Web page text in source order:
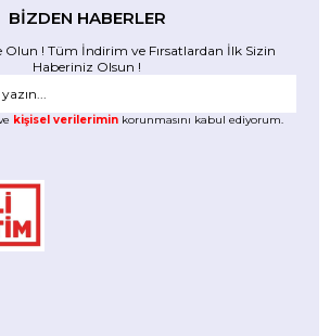
BİZDEN HABERLER
! Tüm İndirim ve Fırsatlardan İlk Sizin
Haberiniz Olsun !
kişisel verilerimin korunmasını kabul ediyorum.